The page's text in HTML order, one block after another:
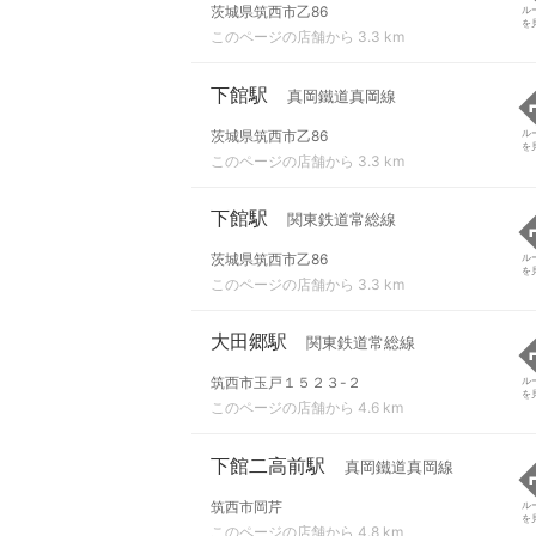
茨城県筑西市乙86
このページの店舗から 3.3 km
ル
を
下館駅 真岡鐵道真岡線
茨城県筑西市乙86
このページの店舗から 3.3 km
ル
を
下館駅 関東鉄道常総線
茨城県筑西市乙86
このページの店舗から 3.3 km
ル
を
大田郷駅 関東鉄道常総線
筑西市玉戸１５２３-２
このページの店舗から 4.6 km
ル
を
下館二高前駅 真岡鐵道真岡線
筑西市岡芹
このページの店舗から 4.8 km
ル
を